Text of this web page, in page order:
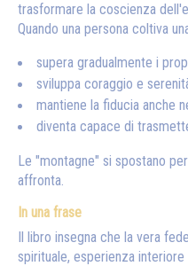
trasformare la coscienza
Quando una persona coltiva
supera gradualmente i
sviluppa coraggio e
mantiene la fiducia anche
diventa capace di
Le "montagne" si spostano
affronta.
In una frase
Il libro insegna che la vera
spirituale, esperienza